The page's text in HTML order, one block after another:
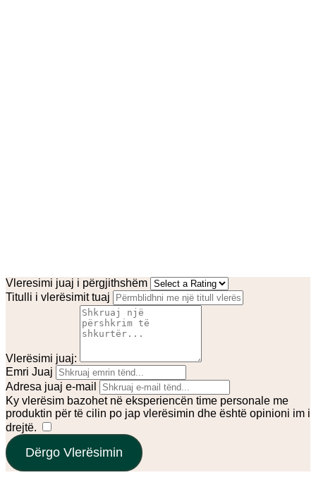
Vleresimi juaj i përgjithshëm
Titulli i vlerësimit tuaj
Vlerësimi juaj:
Emri Juaj
Adresa juaj e-mail
Ky vlerësim bazohet në eksperiencën time personale me
produktin për të cilin po jap vlerësimin dhe është opinioni im i
drejtë.
Dërgo Vlerësimin